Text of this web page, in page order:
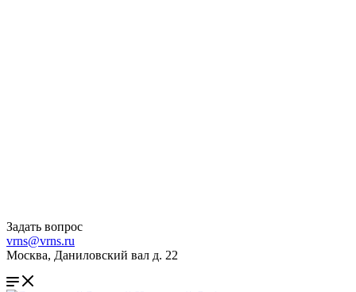
Задать вопрос
vrns@vrns.ru
Москва, Даниловский вал д. 22